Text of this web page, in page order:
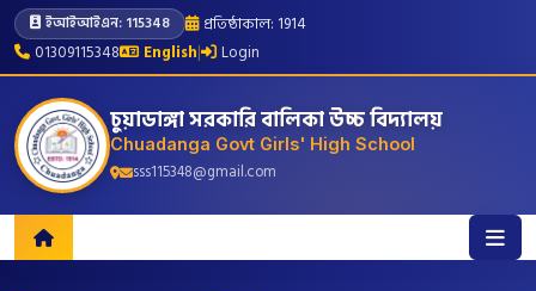
ইআইআইএন: 115348
প্রতিষ্ঠাকাল: 1914
01309115348
English| Login
চুয়াডাঙ্গা সরকারি বালিকা উচ্চ বিদ্যালয়
Chuadanga Govt Girls' High School
sss115348@gmail.com